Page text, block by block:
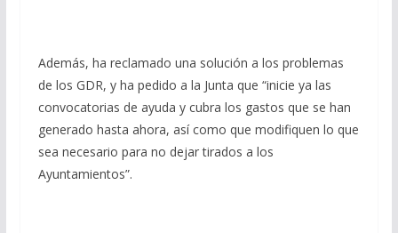
Además, ha reclamado una solución a los problemas
de los GDR, y ha pedido a la Junta que “inicie ya las
convocatorias de ayuda y cubra los gastos que se han
generado hasta ahora, así como que modifiquen lo que
sea necesario para no dejar tirados a los
Ayuntamientos”.